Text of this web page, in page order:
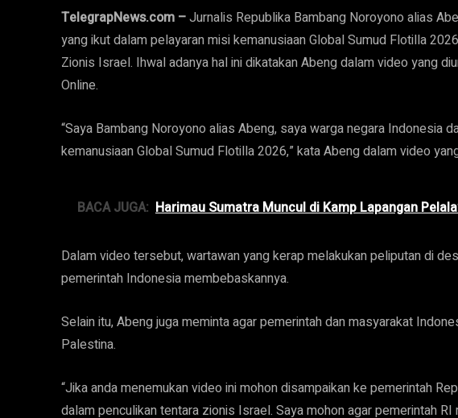
TelegrapNews.com –Jurnalis Republika Bambang Noroyono alias
yang ikut dalam pelayaran misi kemanusiaan Global Sumud Flotilla
Zionis Israel. Ihwal adanya hal ini dikatakan Abeng dalam video yang
Online.
“Saya Bambang Noroyono alias Abeng, saya warga negara Indonesia
kemanusiaan Global Sumud Flotilla 2026,” kata Abeng dalam video
BACA JUGA: Harimau Sumatra Muncul di Kamp Lapangan
Dalam video tersebut, wartawan yang kerap melakukan peliputan di
pemerintah Indonesia membebaskannya.
Selain itu, Abeng juga meminta agar pemerintah dan masyarakat
Palestina.
“Jika anda menemukan video ini mohon disampaikan ke pemerintah
dalam penculikan tentara zionis Israel. Saya mohon agar pemerintah